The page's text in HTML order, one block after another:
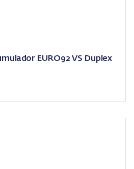
EURO92 VS Duplex